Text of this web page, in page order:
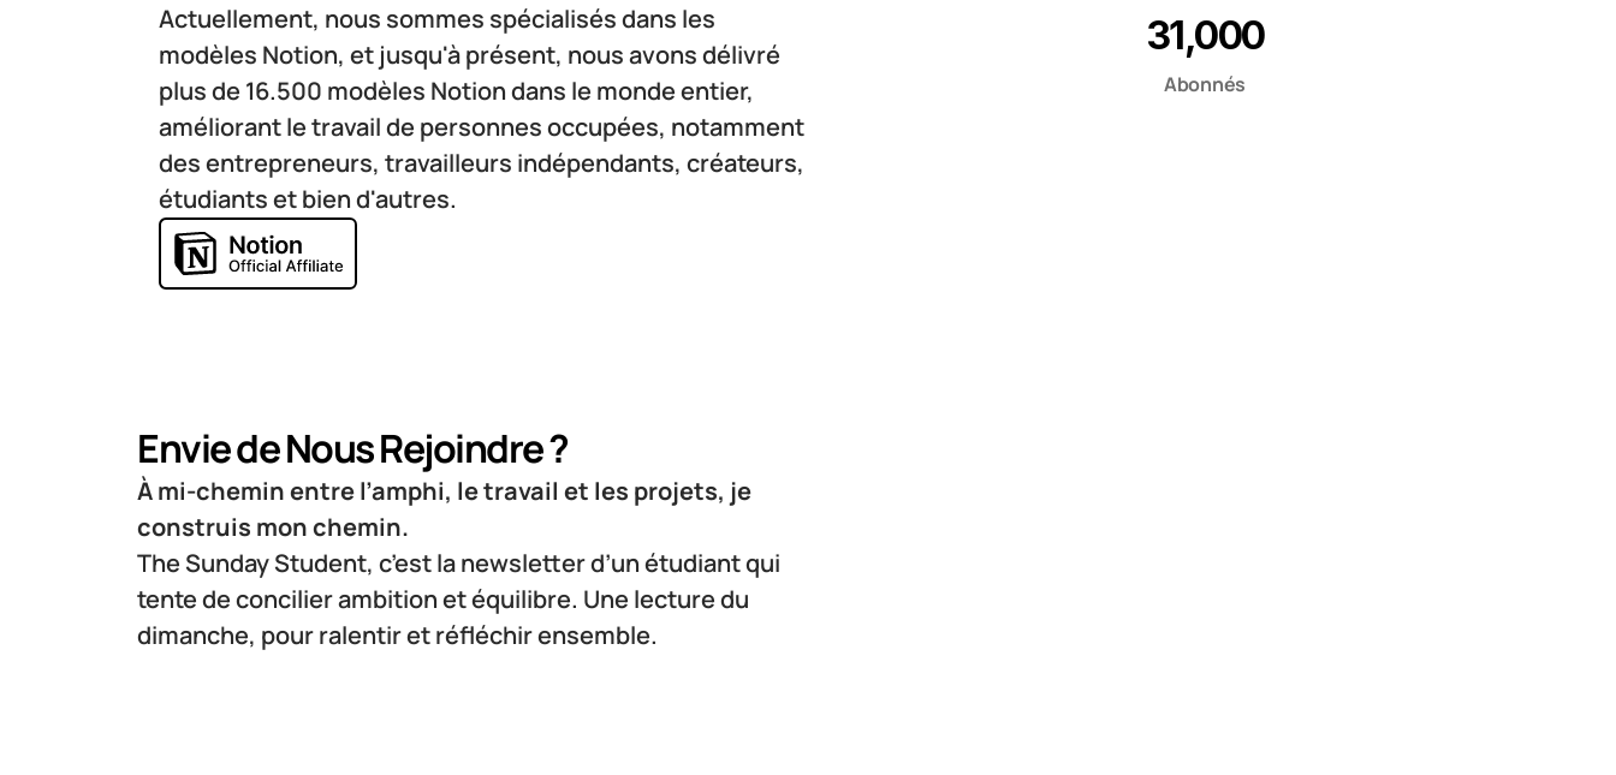
Actuellement, nous sommes spécialisés dans les
modèles Notion, et jusqu'à présent, nous avons délivré
plus de 16.500 modèles Notion dans le monde entier,
améliorant le travail de personnes occupées, notamment
des entrepreneurs, travailleurs indépendants, créateurs,
étudiants et bien d'autres.
31,000
Abonnés
Envie de Nous Rejoindre ?
À mi-chemin entre l’amphi, le travail et les projets, je
construis mon chemin.
The Sunday Student, c’est la newsletter d’un étudiant qui
tente de concilier ambition et équilibre. Une lecture du
dimanche, pour ralentir et réfléchir ensemble.